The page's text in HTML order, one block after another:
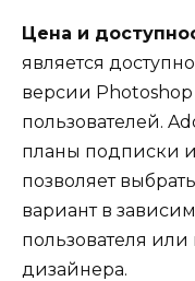
Цена и
является
версии
пользователей.
планы подписки
позволяет
вариант в
пользователя
дизайнера.